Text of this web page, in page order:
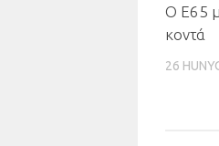
Ο Ε65
κοντά
26